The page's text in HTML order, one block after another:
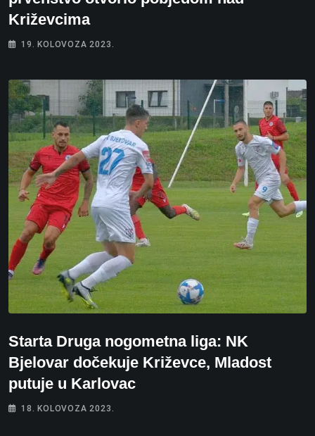
Križevcima
19. KOLOVOZA 2023.
Starta Druga nogometna liga: NK
Bjelovar dočekuje Križevce, Mladost
putuje u Karlovac
18. KOLOVOZA 2023.